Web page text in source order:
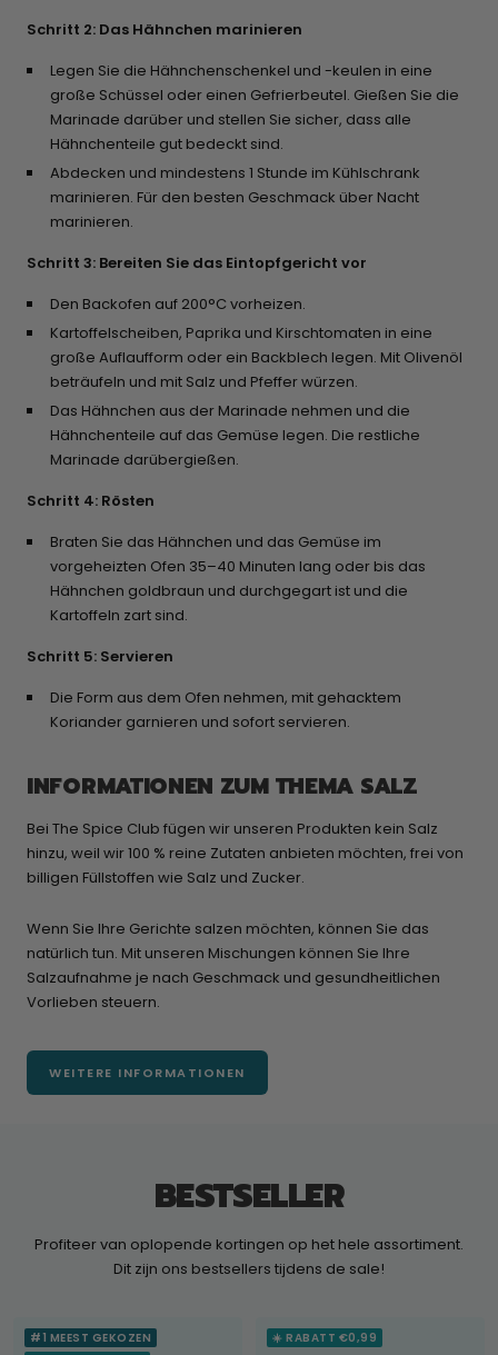
Schritt 2: Das Hähnchen marinieren
Legen Sie die Hähnchenschenkel und -keulen in eine
große Schüssel oder einen Gefrierbeutel. Gießen Sie die
Marinade darüber und stellen Sie sicher, dass alle
Hähnchenteile gut bedeckt sind.
Abdecken und mindestens 1 Stunde im Kühlschrank
marinieren. Für den besten Geschmack über Nacht
marinieren.
Schritt 3: Bereiten Sie das Eintopfgericht vor
Den Backofen auf 200°C vorheizen.
Kartoffelscheiben, Paprika und Kirschtomaten in eine
große Auflaufform oder ein Backblech legen. Mit Olivenöl
beträufeln und mit Salz und Pfeffer würzen.
Das Hähnchen aus der Marinade nehmen und die
Hähnchenteile auf das Gemüse legen. Die restliche
Marinade darübergießen.
Schritt 4: Rösten
Braten Sie das Hähnchen und das Gemüse im
vorgeheizten Ofen 35–40 Minuten lang oder bis das
Hähnchen goldbraun und durchgegart ist und die
Kartoffeln zart sind.
Schritt 5: Servieren
Die Form aus dem Ofen nehmen, mit gehacktem
Koriander garnieren und sofort servieren.
INFORMATIONEN ZUM THEMA SALZ
Bei The Spice Club fügen wir unseren Produkten kein Salz
hinzu, weil wir 100 % reine Zutaten anbieten möchten, frei von
billigen Füllstoffen wie Salz und Zucker.
Wenn Sie Ihre Gerichte salzen möchten, können Sie das
natürlich tun. Mit unseren Mischungen können Sie Ihre
Salzaufnahme je nach Geschmack und gesundheitlichen
Vorlieben steuern.
WEITERE INFORMATIONEN
BESTSELLER
Profiteer van oplopende kortingen op het hele assortiment.
Dit zijn ons bestsellers tijdens de sale!
#1 MEEST GEKOZEN
☀️ RABATT €0,99